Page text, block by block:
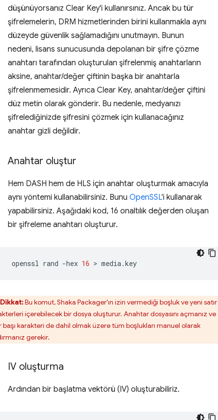
düşünüyorsanız Clear Key'i kullanırsınız. Ancak bu tür
şifrelemelerin, DRM hizmetlerinden birini kullanmakla aynı
düzeyde güvenlik sağlamadığını unutmayın. Bunun
nedeni, lisans sunucusunda depolanan bir şifre çözme
anahtarı tarafından oluşturulan şifrelenmiş anahtarların
aksine, anahtar/değer çiftinin başka bir anahtarla
şifrelenmemesidir. Ayrıca Clear Key, anahtar/değer çiftini
düz metin olarak gönderir. Bu nedenle, medyanızı
şifrelediğinizde şifresini çözmek için kullanacağınız
anahtar gizli değildir.
Anahtar oluştur
Hem DASH hem de HLS için anahtar oluşturmak amacıyla
aynı yöntemi kullanabilirsiniz. Bunu OpenSSL'i kullanarak
yapabilirsiniz. Aşağıdaki kod, 16 onaltılık değerden oluşan
bir şifreleme anahtarı oluşturur.
openssl rand -hex 16 >
Dikkat:Bu komut, Shaka Packager'ın izin vermediği boşluk ve yeni satır
içerebilecek bir dosya oluşturur. Anahtar dosyasını açmanız ve
başı karakteri de dahil olmak üzere tüm boşlukları manuel olarak
gerekir.
IV oluşturma
Ardından bir başlatma vektörü (IV) oluşturabiliriz.